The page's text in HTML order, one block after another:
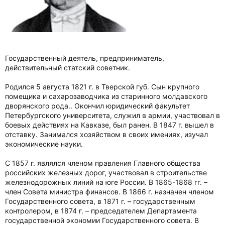
Государственный деятель, предприниматель,
действительный статский советник.
Родился 5 августа 1821 г. в Тверской губ. Сын крупного
помещика и сахарозаводчика из старинного молдавского
дворянского рода.. Окончил юридический факультет
Петербургского университета, служил в армии, участвовал в
боевых действиях на Кавказе, был ранен. В 1847 г. вышел в
отставку. Занимался хозяйством в своих имениях, изучал
экономические науки.
С 1857 г. являлся членом правления Главного общества
российских железных дорог, участвовал в строительстве
железнодорожных линий на юге России. В 1865-1868 гг. –
член Совета министра финансов. В 1866 г. назначен членом
Государственного совета, в 1871 г. – государственным
контролером, в 1874 г. – председателем Департамента
государственной экономии Государственного совета. В